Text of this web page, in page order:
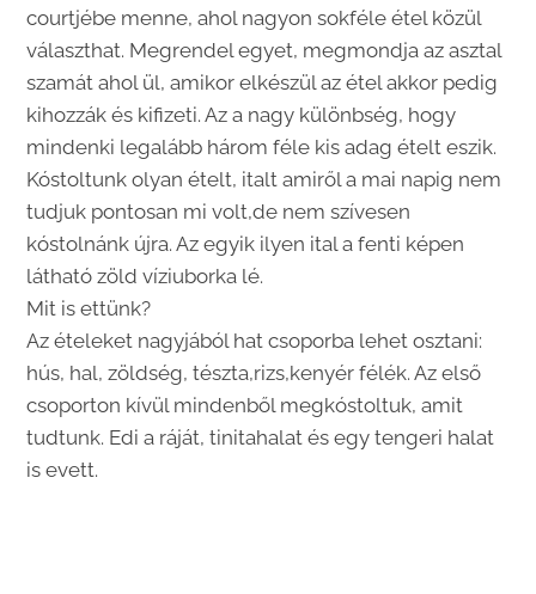
courtjébe menne, ahol nagyon sokféle étel közül
választhat. Megrendel egyet, megmondja az asztal
szamát ahol ül, amikor elkészül az étel akkor pedig
kihozzák és kifizeti. Az a nagy különbség, hogy
mindenki legalább három féle kis adag ételt eszik.
Kóstoltunk olyan ételt, italt amiről a mai napig nem
tudjuk pontosan mi volt,de nem szívesen
kóstolnánk újra. Az egyik ilyen ital a fenti képen
látható zöld víziuborka lé.
Mit is ettünk?
Az ételeket nagyjából hat csoporba lehet osztani:
hús, hal, zöldség, tészta,rizs,kenyér félék. Az első
csoporton kívül mindenből megkóstoltuk, amit
tudtunk. Edi a ráját, tinitahalat és egy tengeri halat
is evett.